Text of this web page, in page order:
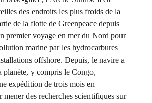
des endroits les plus froids de la
de la flotte de Greenpeace depuis
premier voyage en mer du Nord pour
marine par les hydrocarbures
offshore. Depuis, le navire a
planète, y compris le Congo,
expédition de trois mois en
des recherches scientifiques sur